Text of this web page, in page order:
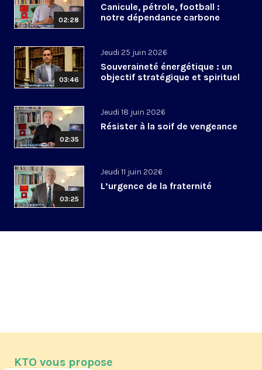
02:28
Canicule, pétrole, football :
notre dépendance carbone
03:46
Jeudi 25 juin 2026
Souveraineté énergétique : un
objectif stratégique et spirituel
02:35
Jeudi 18 juin 2026
Résister à la soif de vengeance
03:25
Jeudi 11 juin 2026
L’urgence de la fraternité
KTO vous propose